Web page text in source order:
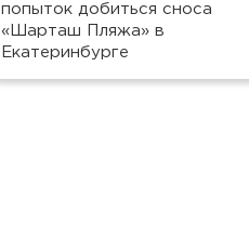
попыток добиться сноса
«Шарташ Пляжа» в
Екатеринбурге